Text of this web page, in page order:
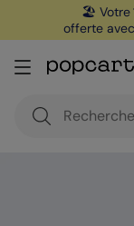
🏖️ Votre
offerte